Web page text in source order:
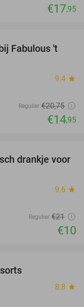
€17,95
28%
Fabulous 't
9.4 star
Regulier €20,75
€14,95
52%
drankje voor
9.6 star
Regulier €21
€10
8.8 star